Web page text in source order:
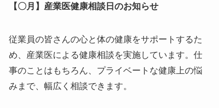
に話してみませんか？ 相談内容は秘密厳守。安
心してご利用ください。
予約方法：〇〇（予約システムのURLや連絡先